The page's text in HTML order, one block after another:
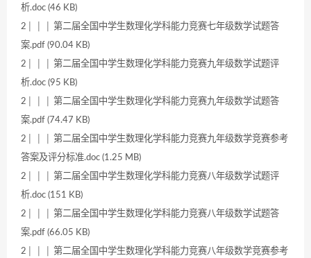
析.doc (46 KB)
2│ │ │ 第二届全国中学生数理化学科能力竞赛七年级数学试题答
案.pdf (90.04 KB)
2│ │ │ 第二届全国中学生数理化学科能力竞赛九年级数学试题评
析.doc (95 KB)
2│ │ │ 第二届全国中学生数理化学科能力竞赛九年级数学试题答
案.pdf (74.47 KB)
2│ │ │ 第二届全国中学生数理化学科能力竞赛九年级数学竞赛参考
答案及评分标准.doc (1.25 MB)
2│ │ │ 第二届全国中学生数理化学科能力竞赛八年级数学试题评
析.doc (151 KB)
2│ │ │ 第二届全国中学生数理化学科能力竞赛八年级数学试题答
案.pdf (66.05 KB)
2│ │ │ 第二届全国中学生数理化学科能力竞赛八年级数学竞赛参考